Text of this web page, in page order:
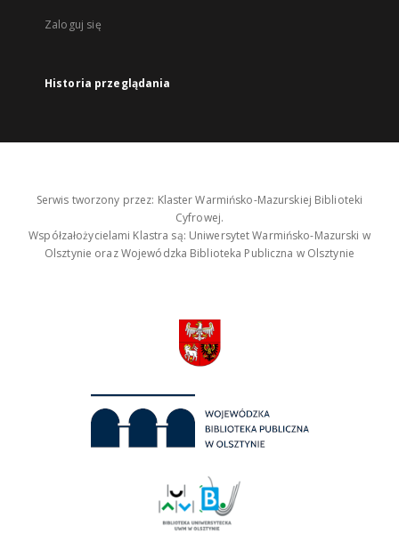
Zaloguj się
Historia przeglądania
Serwis tworzony przez: Klaster Warmińsko-Mazurskiej Biblioteki
Cyfrowej.
Współzałożycielami Klastra są: Uniwersytet Warmińsko-Mazurski w
Olsztynie oraz Wojewódzka Biblioteka Publiczna w Olsztynie